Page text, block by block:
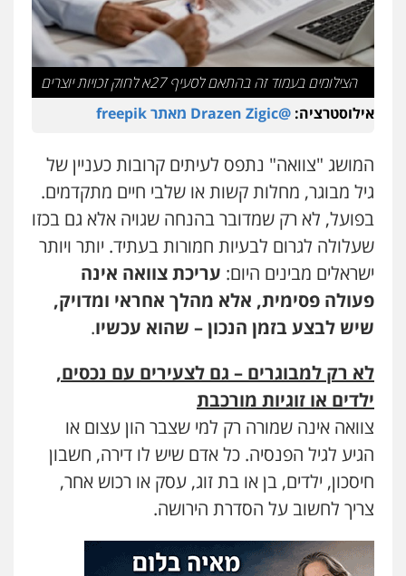
עו"ד יפעת שוורץ סיל
פלילי תעבורה
0523379525
עו"ד יוסי חמצני
מס הלבנת הון
0505471497
גיל דביר – משרד עורכי דין
פלילי פשיעה כלכלית צווארון לבן
0506217771
עו"ד עידית שינו-אמיתי
חמורה מעצרים וחקירות
0507587013
עו"ד אור בן שאנן
פלילי מעצרים וחקירות
0549199449
סלימאן אבו שעירה – משרד עורכי דין
פלילי בטחוני צבאי נזיקין
הצילומים בעמוד זה בהתאם לסעיף 27א לחוק זכויות יוצרים
אילוסטרציה: @Drazen Zigic מאתר freepik
המושג "צוואה" נתפס לעיתים קרובות כעניין של
גיל מבוגר, מחלות קשות או שלבי חיים מתקדמים.
בפועל, לא רק שמדובר בהנחה שגויה אלא גם בכזו
שעלולה לגרום לבעיות חמורות בעתיד. יותר ויותר
ישראלים מבינים היום: עריכת צוואה אינה
פעולה פסימית, אלא מהלך אחראי ומדויק,
שיש לבצע בזמן הנכון – שהוא עכשיו.
לא רק למבוגרים – גם לצעירים עם נכסים,
ילדים או זוגיות מורכבת
צוואה אינה שמורה רק למי שצבר הון עצום או
הגיע לגיל הפנסיה. כל אדם שיש לו דירה, חשבון
חיסכון, ילדים, בן או בת זוג, עסק או רכוש אחר,
צריך לחשוב על הסדרת הירושה.